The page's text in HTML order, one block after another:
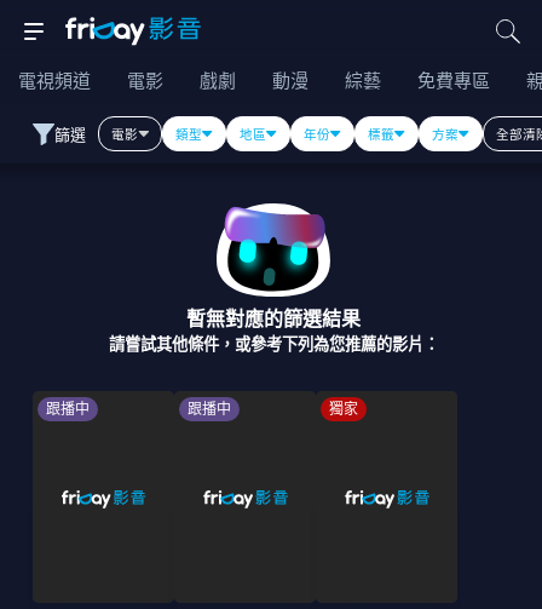
電視頻道 電影 戲劇 動漫 綜藝 免費專區
篩選 電影 類型 地區 年份 標籤 方案 全部清
暫無對應的篩選結果
請嘗試其他條件，或參考下列為您推薦的影片：
跟播中 跟播中 獨家